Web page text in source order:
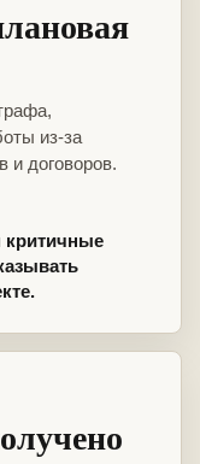
из-за
и договоров.